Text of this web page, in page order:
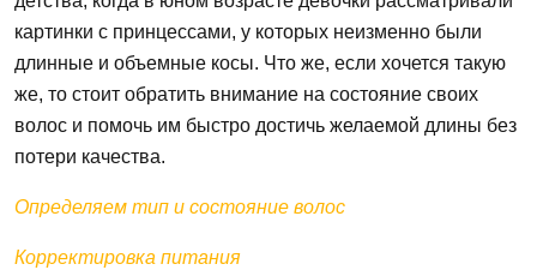
картинки с принцессами, у которых неизменно были
длинные и объемные косы. Что же, если хочется такую
же, то стоит обратить внимание на состояние своих
волос и помочь им быстро достичь желаемой длины без
потери качества.
Определяем тип и состояние волос
Корректировка питания